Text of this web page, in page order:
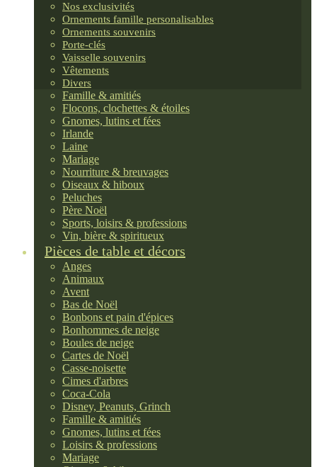
Nos exclusivités
Ornements famille personalisables
Ornements souvenirs
Porte-clés
Vaisselle souvenirs
Vêtements
Divers
Famille & amitiés
Flocons, clochettes & étoiles
Gnomes, lutins et fées
Irlande
Laine
Mariage
Nourriture & breuvages
Oiseaux & hiboux
Peluches
Père Noël
Sports, loisirs & professions
Vin, bière & spiritueux
Pièces de table et décors
Anges
Animaux
Avent
Bas de Noël
Bonbons et pain d'épices
Bonhommes de neige
Boules de neige
Cartes de Noël
Casse-noisette
Cimes d'arbres
Coca-Cola
Disney, Peanuts, Grinch
Famille & amitiés
Gnomes, lutins et fées
Loisirs & professions
Mariage